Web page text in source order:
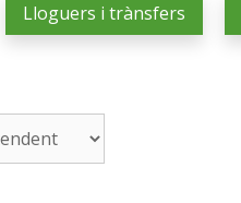
Lloguers i trànsfers